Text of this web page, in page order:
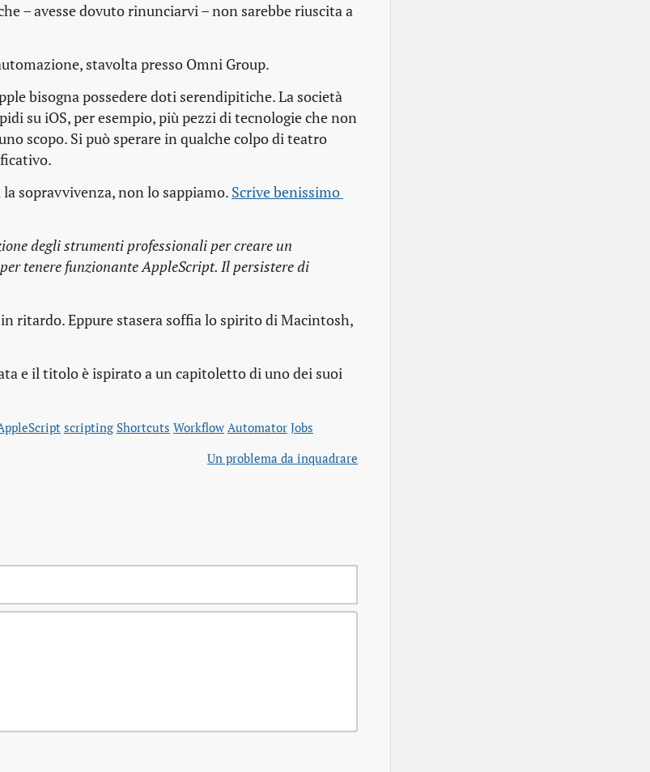
– avesse dovuto rinunciarvi – non sarebbe riuscita a
stavolta presso Omni Group.
bisogna possedere doti serendipitiche. La società
su iOS, per esempio, più pezzi di tecnologie che non
scopo. Si può sperare in qualche colpo di teatro
sopravvivenza, non lo sappiamo. Scrive benissimo
degli strumenti professionali per creare un
tenere funzionante AppleScript. Il persistere di
ritardo. Eppure stasera soffia lo spirito di Macintosh,
e il titolo è ispirato a un capitoletto di uno dei suoi
scripting Shortcuts Workflow Automator Jobs
Un problema da inquadrare